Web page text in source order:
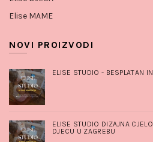
Elise MAME
NOVI PROIZVODI
ELISE STUDIO - BESPLATAN
ELISE STUDIO DIZAJNA
DJECU U ZAGREBU